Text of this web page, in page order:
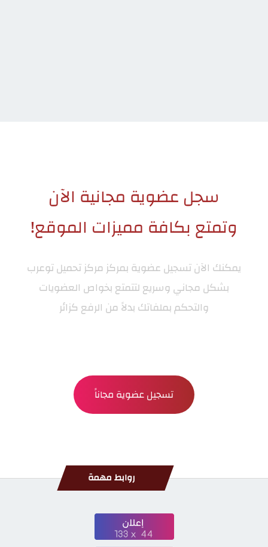
سجل عضوية مجانية الآن
وتمتع بكافة مميزات الموقع!
يمكنك الآن تسجيل عضوية بمركزمركز تحميل توعرب
بشكل مجاني وسريع لتتمتع بخواص العضويات
والتحكم بملفاتك بدلاً من الرفع كزائر
تسجيل عضوية مجاناً
روابط مهمة